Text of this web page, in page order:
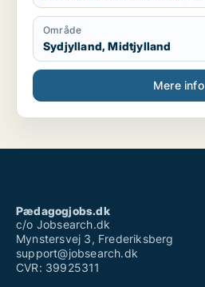
Område
Sydjylland, Midtjylland
Mere info
Pædagogjobs.dk
c/o Jobsearch.dk
Mynstersvej 3, Frederiksberg
support@jobsearch.dk
CVR: 39925311